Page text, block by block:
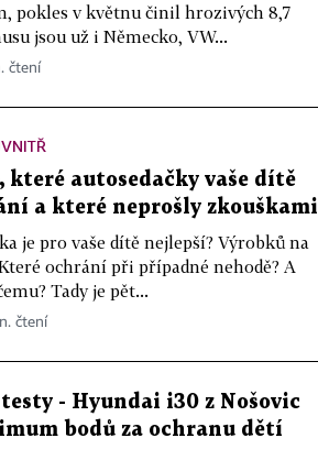
pokles v květnu činil hrozivých 8,7
jsou už i Německo, VW...
čtení
které autosedačky vaše dítě
a které neprošly zkouškami
je pro vaše dítě nejlepší? Výrobků na
ochrání při případné nehodě? A
Tady je pět...
čtení
- Hyundai i30 z Nošovic
bodů za ochranu dětí